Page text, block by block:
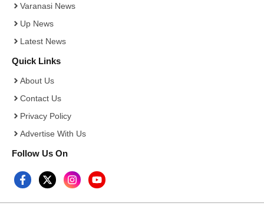
Varanasi News
Up News
Latest News
Quick Links
About Us
Contact Us
Privacy Policy
Advertise With Us
Follow Us On